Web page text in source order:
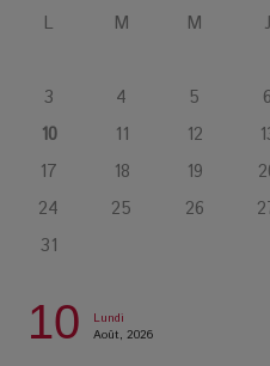
L’or blanc à la croisée des
l’avenir de la montagne française
psychologique qui a conquis le
La Condition : Sous le vernis
L
M M J
3
4 5 6
10
11 12
17
18 19
24
25 26
31
10
Lundi
Août, 2026